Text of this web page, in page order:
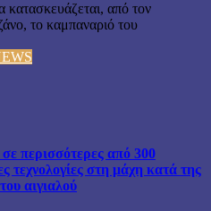
κατασκευάζεται, από τον
το καμπαναριό του
περισσότερες από 300
τεχνολογίες στη μάχη κατά της
αιγιαλού